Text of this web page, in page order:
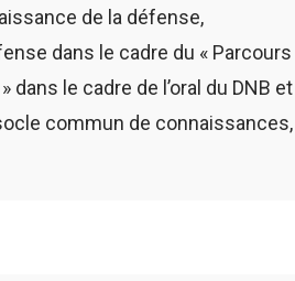
de la défense,
dans le cadre du « Parcours
dans le cadre de l’oral du DNB
commun de